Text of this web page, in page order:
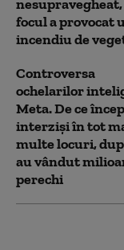
focul a provocat
incendiu de
Controversa
ochelarilor
Meta. De ce
interziși în tot
multe locuri,
au vândut
perechi